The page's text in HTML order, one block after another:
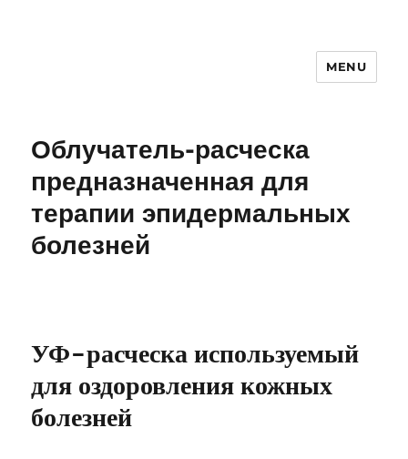
MENU
Облучатель-расческа
предназначенная для
терапии эпидермальных
болезней
УФ-расческа используемый
для оздоровления кожных
болезней